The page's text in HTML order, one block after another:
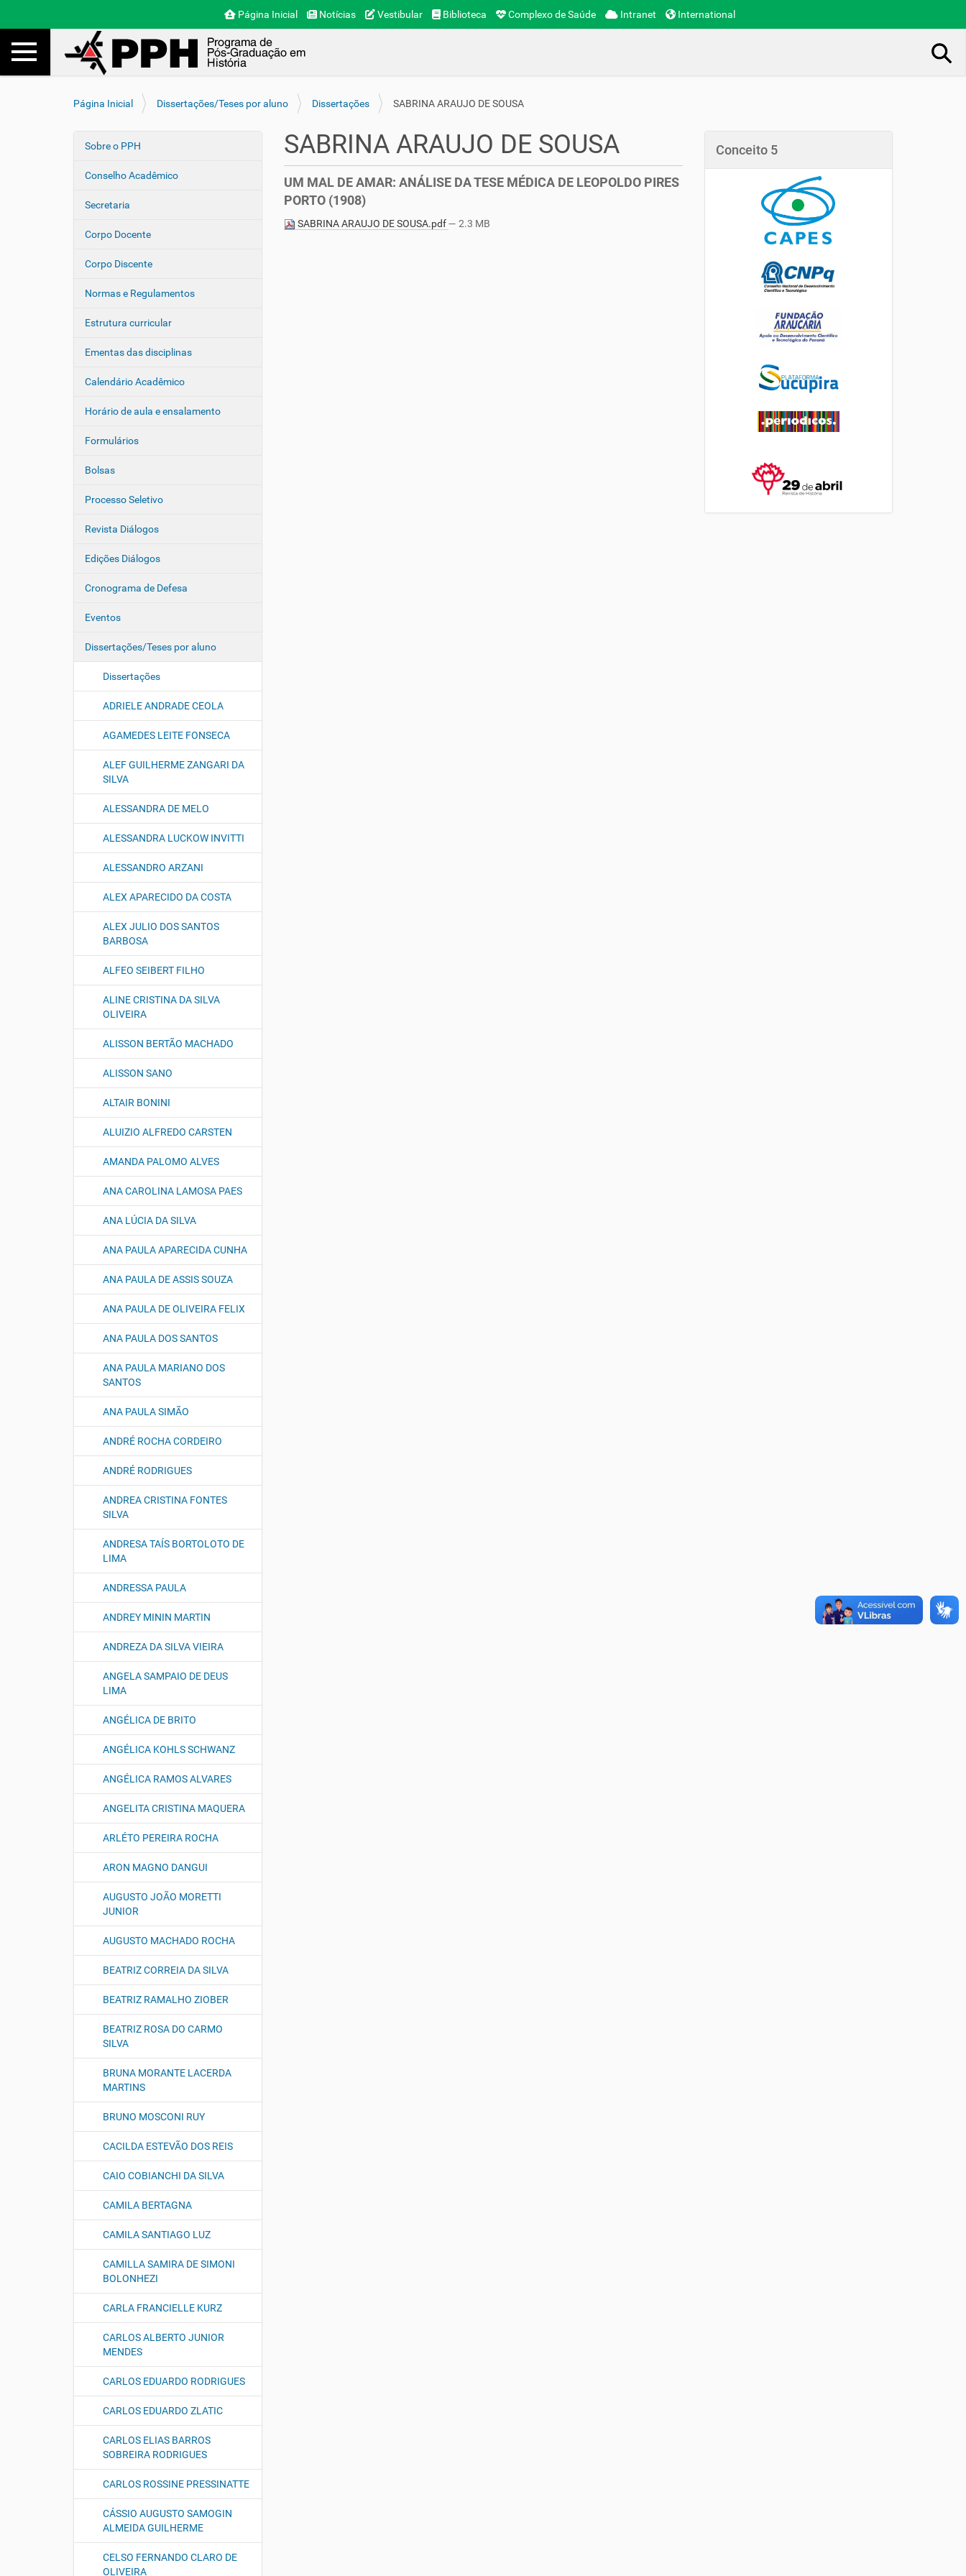
Página Inicial Notícias Vestibular Biblioteca Complexo de Saúde Intranet International
Toggle navigation Busca
V
Página Inicial Dissertações/Teses por aluno Dissertações SABRINA ARAUJO DE SOUSA
N
e
a
ç
o
Sobre o PPH
Conselho Acadêmico
Secretaria
Corpo Docente
Corpo Discente
Normas e Regulamentos
Estrutura curricular
Ementas das disciplinas
Calendário Acadêmico
Horário de aula e ensalamento
Formulários
Bolsas
Processo Seletivo
Revista Diálogos
Edições Diálogos
Cronograma de Defesa
Eventos
Dissertações/Teses por aluno
Dissertações
ADRIELE ANDRADE CEOLA
AGAMEDES LEITE FONSECA
ALEF GUILHERME ZANGARI DA
SILVA
ALESSANDRA DE MELO
ALESSANDRA LUCKOW INVITTI
ALESSANDRO ARZANI
ALEX APARECIDO DA COSTA
ALEX JULIO DOS SANTOS
BARBOSA
ALFEO SEIBERT FILHO
ALINE CRISTINA DA SILVA
OLIVEIRA
ALISSON BERTÃO MACHADO
ALISSON SANO
ALTAIR BONINI
ALUIZIO ALFREDO CARSTEN
AMANDA PALOMO ALVES
ANA CAROLINA LAMOSA PAES
ANA LÚCIA DA SILVA
ANA PAULA APARECIDA CUNHA
ANA PAULA DE ASSIS SOUZA
ANA PAULA DE OLIVEIRA FELIX
ANA PAULA DOS SANTOS
ANA PAULA MARIANO DOS
SANTOS
ANA PAULA SIMÃO
ANDRÉ ROCHA CORDEIRO
ANDRÉ RODRIGUES
ANDREA CRISTINA FONTES
SILVA
ANDRESA TAÍS BORTOLOTO DE
LIMA
ANDRESSA PAULA
ANDREY MININ MARTIN
ANDREZA DA SILVA VIEIRA
ANGELA SAMPAIO DE DEUS
LIMA
ANGÉLICA DE BRITO
ANGÉLICA KOHLS SCHWANZ
ANGÉLICA RAMOS ALVARES
ANGELITA CRISTINA MAQUERA
ARLÉTO PEREIRA ROCHA
ARON MAGNO DANGUI
AUGUSTO JOÃO MORETTI
JUNIOR
AUGUSTO MACHADO ROCHA
BEATRIZ CORREIA DA SILVA
BEATRIZ RAMALHO ZIOBER
BEATRIZ ROSA DO CARMO
SILVA
BRUNA MORANTE LACERDA
MARTINS
BRUNO MOSCONI RUY
CACILDA ESTEVÃO DOS REIS
CAIO COBIANCHI DA SILVA
CAMILA BERTAGNA
CAMILA SANTIAGO LUZ
CAMILLA SAMIRA DE SIMONI
BOLONHEZI
CARLA FRANCIELLE KURZ
CARLOS ALBERTO JUNIOR
MENDES
CARLOS EDUARDO RODRIGUES
CARLOS EDUARDO ZLATIC
CARLOS ELIAS BARROS
SOBREIRA RODRIGUES
CARLOS ROSSINE PRESSINATTE
CÁSSIO AUGUSTO SAMOGIN
ALMEIDA GUILHERME
CELSO FERNANDO CLARO DE
OLIVEIRA
SABRINA ARAUJO DE SOUSA
UM MAL DE AMAR: ANÁLISE DA TESE MÉDICA DE LEOPOLDO PIRES
PORTO (1908)
SABRINA ARAUJO DE SOUSA.pdf— 2.3 MB
Conceito 5